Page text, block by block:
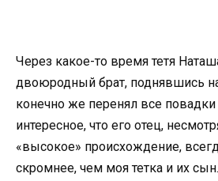
Через какое-то время тетя
двоюродный брат, поднявшись
конечно же перенял все
интересное, что его отец,
«высокое» происхождение,
скромнее, чем моя тетка и их